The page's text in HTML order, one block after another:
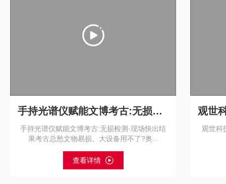
手持光谱仪赋能文博考古:无损检测·现场快出结果
手持光谱仪赋能文博考古:无损检测·现场快出结
果考古总愁文物易损、大设备用不了?奥...
查看详情
观世科